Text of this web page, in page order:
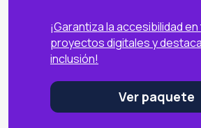
¡Garantiza la accesibilidad
proyectos digitales y
inclusión!
Ver paquete